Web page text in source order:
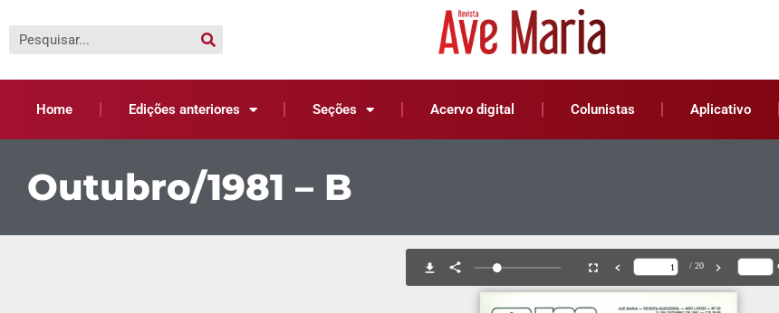
Home Edições anteriores Seções Acervo digital Colunistas Aplicativo
Outubro/1981 – B